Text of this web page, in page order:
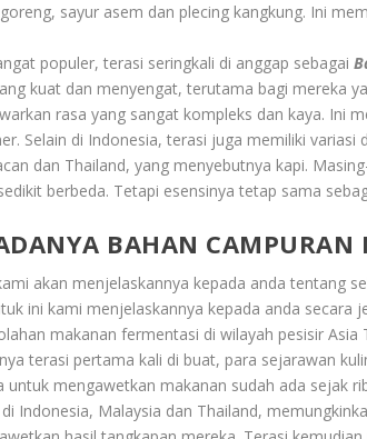
sayur asem dan plecing kangkung. Ini
populer, terasi seringkali di anggap sebagai
kuat dan menyengat, terutama bagi mereka
rasa yang sangat kompleks dan kaya. Ini
Selain di Indonesia, terasi juga memiliki
dan Thailand, yang menyebutnya kapi.
berbeda. Tetapi esensinya tetap sama
BAHAN CAMPURAN
akan menjelaskannya kepada anda tentang
ini kami menjelaskannya kepada anda secara
makanan fermentasi di wilayah pesisir
terasi pertama kali di buat, para sejarawan
untuk mengawetkan makanan sudah ada sejak
Indonesia, Malaysia dan Thailand,